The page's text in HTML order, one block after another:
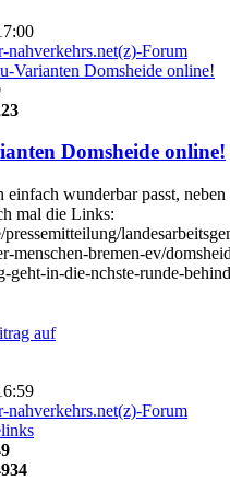
nahverkehrs.net(z)-Forum
Varianten Domsheide online!
Domsheide online!
einfach wunderbar passt, neben
mal die Links:
menschen-bremen-ev/
geht-in-die-nchste-runde-
auf
nahverkehrs.net(z)-Forum